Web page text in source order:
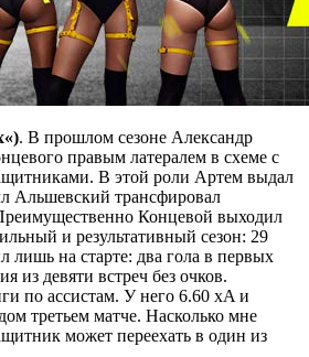
. В прошлом сезоне Александр
правым латералем в схеме с
В этой роли Артем выдал
Альшевский трансфировал
Концевой выходил
и результативный сезон: 29
лишь на старте: два гола в первых
из девяти встреч без очков.
по ассистам. У него 6.60 xA и
третьем матче. Насколько мне
может переехать в один из